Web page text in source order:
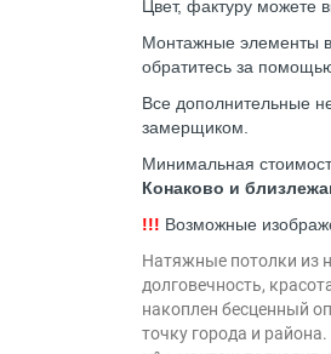
Цвет, фактуру можете
Монтажные элементы
обратитесь за
Все дополнительные
замерщиком.
Минимальная
Конаково и
!!! Возможные
Натяжные потолки из
долговечность,
накоплен бесценный
точку города и